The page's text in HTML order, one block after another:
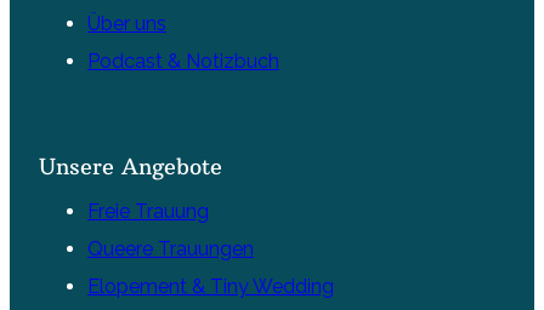
Über uns
Podcast & Notizbuch
Unsere Angebote
Freie Trauung
Queere Trauungen
Elopement & Tiny Wedding